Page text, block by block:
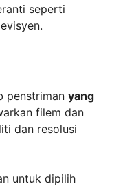
seperti
penstriman yang
filem dan
dan resolusi
untuk dipilih